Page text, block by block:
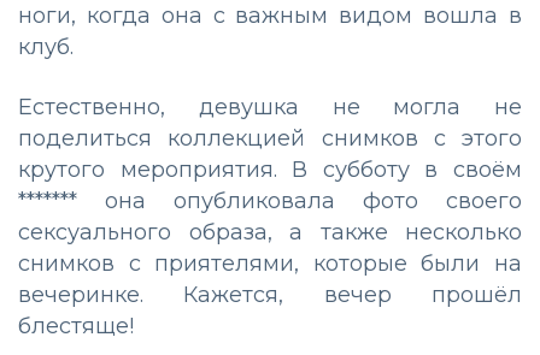
ноги, когда она с важным видом вошла в
клуб.
Естественно, девушка не могла не
поделиться коллекцией снимков с этого
крутого мероприятия. В субботу в своём
******* она опубликовала фото своего
сексуального образа, а также несколько
снимков с приятелями, которые были на
вечеринке. Кажется, вечер прошёл
блестяще!